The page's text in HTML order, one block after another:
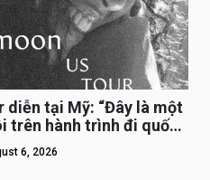
tại Mỹ: “Đây là một
trên hành trình đi quốc
6, 2026